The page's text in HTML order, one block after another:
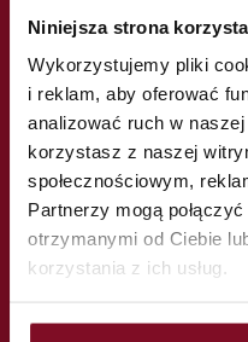
Niniejsza strona
Wykorzystujemy pliki
i reklam, aby oferować
analizować ruch w
korzystasz z naszej
społecznościowym,
Partnerzy mogą
otrzymanymi od Ciebie
korzystania z ich usług.
WOŚP
Tedee